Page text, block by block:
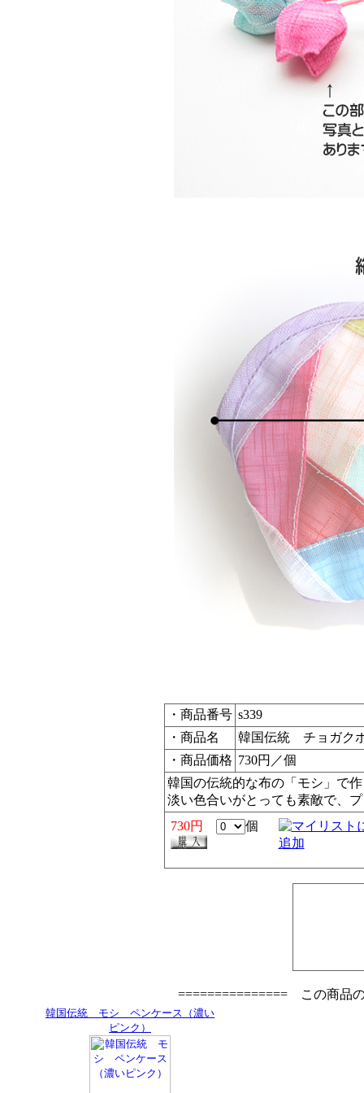
・商品番号 s339
・商品名
韓国伝統 チョガ
・商品価格 730円／個
韓国の伝統的な布の「モシ」で
淡い色合いがとっても素敵で、
730円
個
=============== この商品
韓国伝統 モシ ペンケース（濃い
ピンク）